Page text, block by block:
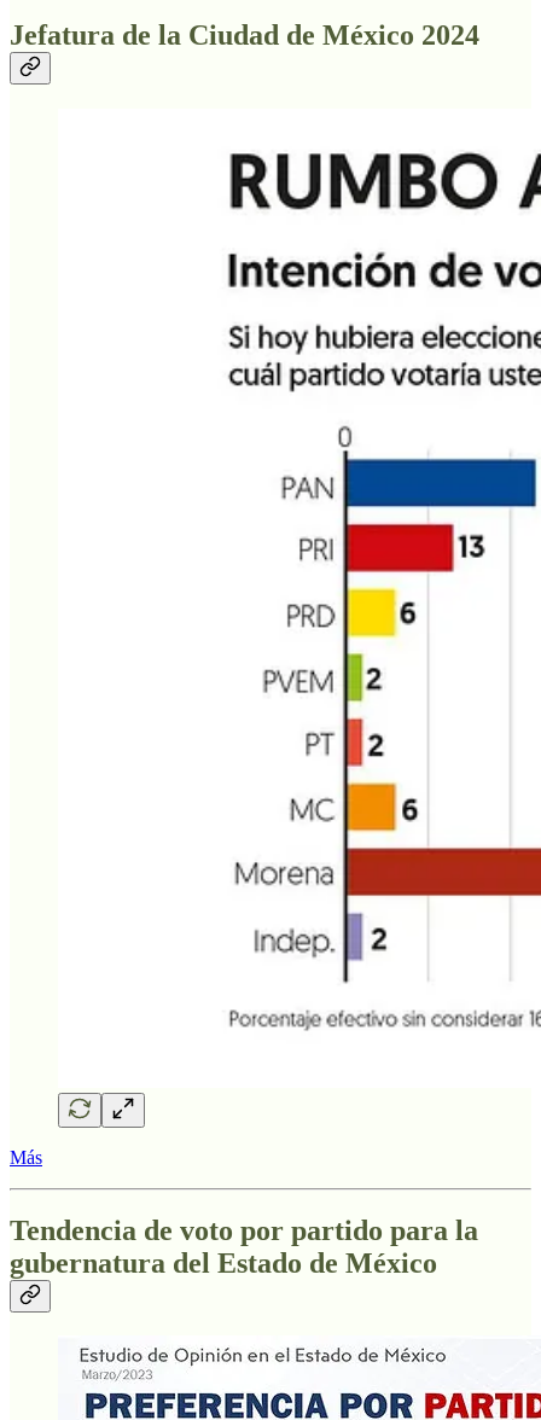
Jefatura de la Ciudad de México 2024
Más
Tendencia de voto por partido para la
gubernatura del Estado de México